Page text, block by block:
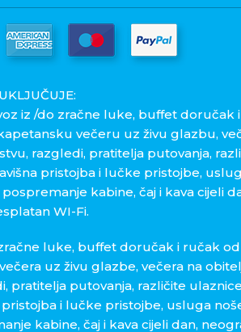
iz /do zračne luke, buffet doručak
večeru uz živu glazbu,
razgledi, pratitelja putovanja,
pristojba i lučke pristojbe,
kabine, čaj i kava cijeli
WI-Fi.
luke, buffet doručak i ručak
uz živu glazbe, večera na
pratitelja putovanja, različite
i lučke pristojbe, usluga
kabine, čaj i kava cijeli dan,